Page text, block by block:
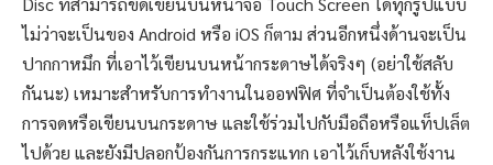
ไม่ว่าจะเป็นของ Android หรือ iOS ก็ตาม ส่วนอีกหนึ่งด้านจะเป็น
ปากกาหมึก ที่เอาไว้เขียนบนหน้ากระดาษได้จริงๆ (อย่าใช้สลับ
กันนะ) เหมาะสำหรับการทำงานในออฟฟิศ ที่จำเป็นต้องใช้ทั้ง
การจดหรือเขียนบนกระดาษ และใช้ร่วมไปกับมือถือหรือแท็ปเล็ต
ไปด้วย และยังมีปลอกป้องกันการกระแทก เอาไว้เก็บหลังใช้งาน